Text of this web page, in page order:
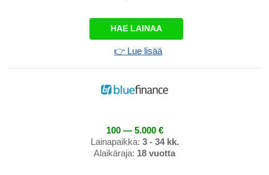
HAE LAINAA
👉 Lue lisää
100 — 5.000 €
Lainapaikka: 3 - 34 kk.
Alaikäraja: 18 vuotta